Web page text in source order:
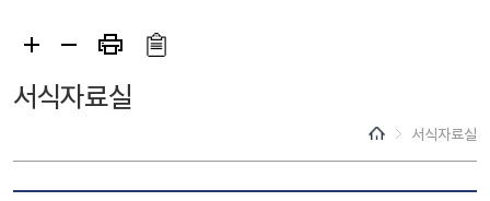
서식자료실
서식자료실